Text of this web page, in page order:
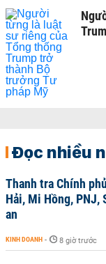
Đọc nhiều
Thanh tra Chính
Hải, Mi Hồng, PNJ,
an
KINH DOANH - 8 giờ trước